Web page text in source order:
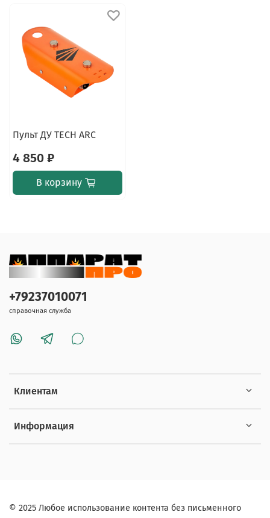
Пульт ДУ TECH ARC
4 850 ₽
В корзину
Клиентам
Информация
+79237010071
справочная служба
© 2025 Любое использование контента без письменного